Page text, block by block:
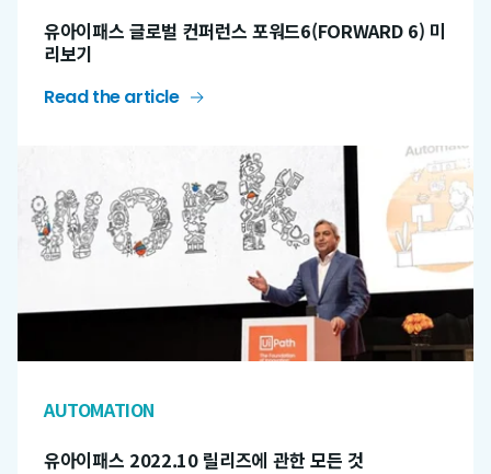
유아이패스 글로벌 컨퍼런스 포워드6(FORWARD 6) 미
리보기
Read the article
AUTOMATION
유아이패스 2022.10 릴리즈에 관한 모든 것